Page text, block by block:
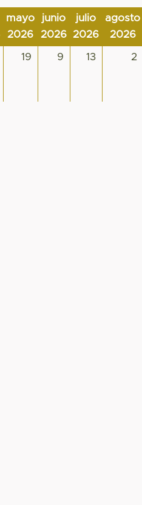
mayo
2026
junio
2026
julio
2026
agosto
2026
19 9 13 2